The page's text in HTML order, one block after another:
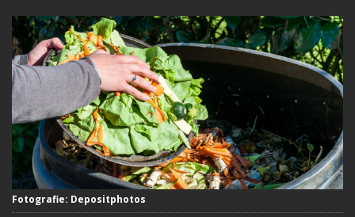
Fotografie: Depositphotos